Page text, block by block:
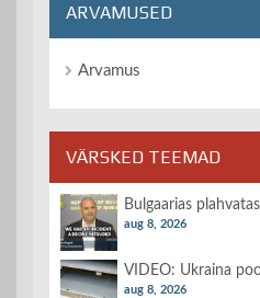
ARVAMUSED
Arvamus
VÄRSKED TEEMAD
Bulgaarias
aug 8, 2026
VIDEO: Ukraina
aug 8, 2026